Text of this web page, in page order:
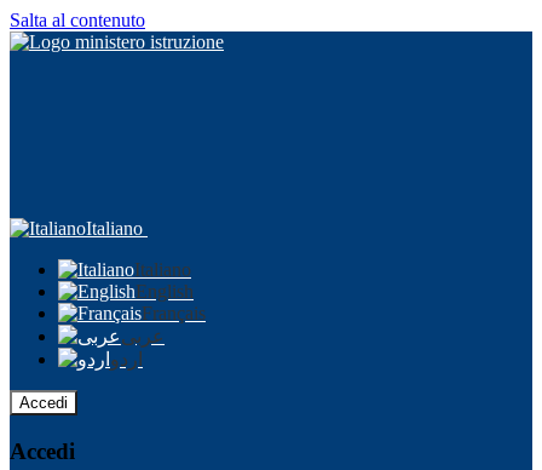
Salta al contenuto
Italiano
Italiano
English
Français
عربى
اردو
Accedi
Accedi